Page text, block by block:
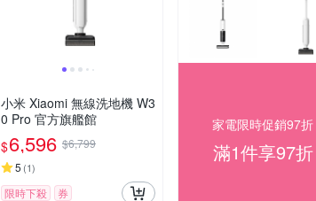
小米 Xiaomi 無線洗地機 W3
0 Pro 官方旗艦館
$6,596 $6,799
5 (1)
限時下殺 券
家電限時促銷97折
滿1件享97折